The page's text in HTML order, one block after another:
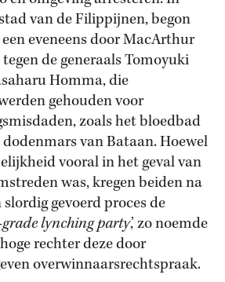
van de Filippijnen, begon
eveneens door MacArthur
de generaals Tomoyuki
Homma, die
gehouden voor
zoals het bloedbad
van Bataan. Hoewel
vooral in het geval van
was, kregen beiden na
gevoerd proces de
lynching party,’ zo noemde
rechter deze door
overwinnaarsrechtspraak.